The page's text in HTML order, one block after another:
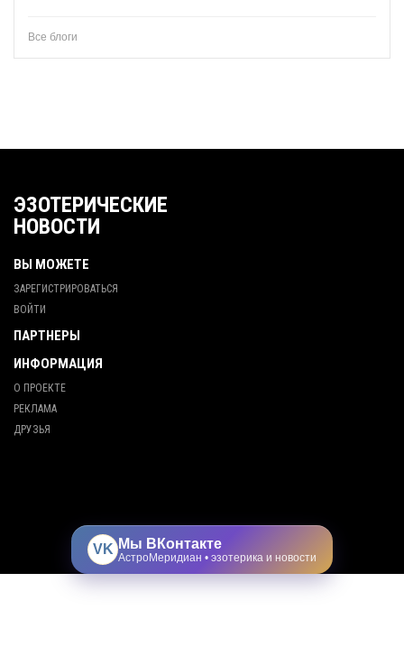
Все блоги
ЭЗОТЕРИЧЕСКИЕ
НОВОСТИ
ВЫ МОЖЕТЕ
ЗАРЕГИСТРИРОВАТЬСЯ
ВОЙТИ
ПАРТНЕРЫ
ИНФОРМАЦИЯ
О ПРОЕКТЕ
РЕКЛАМА
ДРУЗЬЯ
VK Мы ВКонтакте
АстроМеридиан • эзотерика и новости